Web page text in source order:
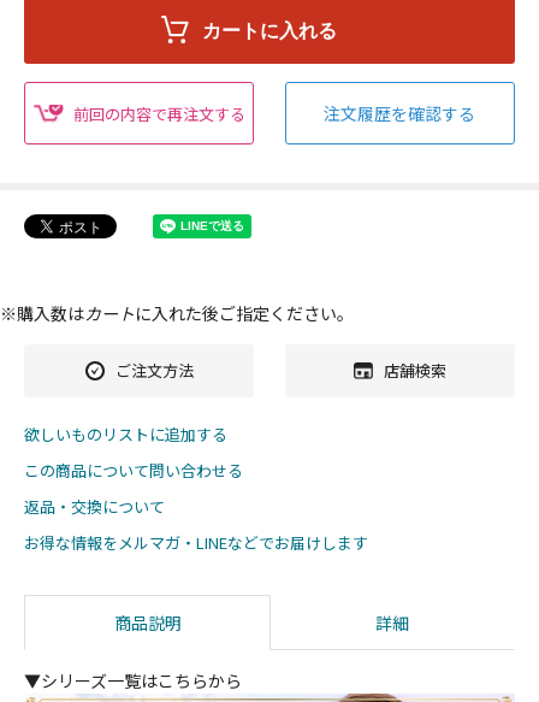
前回の内容で再注文する 注文履歴を確認する
※購入数はカートに入れた後ご指定ください。
ご注文方法 店舗検索
欲しいものリストに追加する
この商品について問い合わせる
返品・交換について
お得な情報をメルマガ・LINEなどでお届けします
商品説明 詳細
▼シリーズ一覧はこちらから